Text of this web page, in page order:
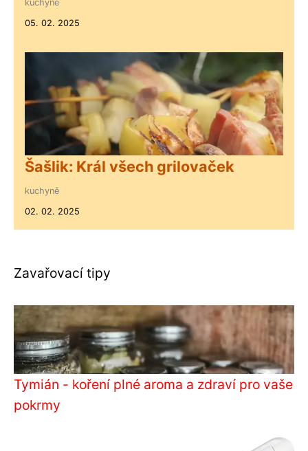
kuchyně
05. 02. 2025
Šašlik: Král všech grilovaček
kuchyně
02. 02. 2025
Zavařovací tipy
Tymián - koření plné aroma a zdraví pro vaše
pokrmy